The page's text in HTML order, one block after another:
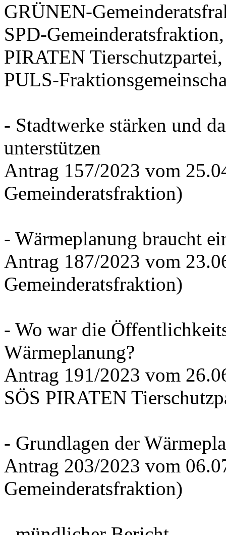
GRÜNEN-
SPD-
PIRATEN Tierschutzpartei,
PULS-
- Stadtwerke stärken und
unterstützen
Antrag 157/2023 vom
Gemeinderatsfraktion)
- Wärmeplanung braucht
Antrag 187/2023 vom
Gemeinderatsfraktion)
- Wo war die
Wärmeplanung?
Antrag 191/2023 vom
SÖS PIRATEN
- Grundlagen der
Antrag 203/2023 vom
Gemeinderatsfraktion)